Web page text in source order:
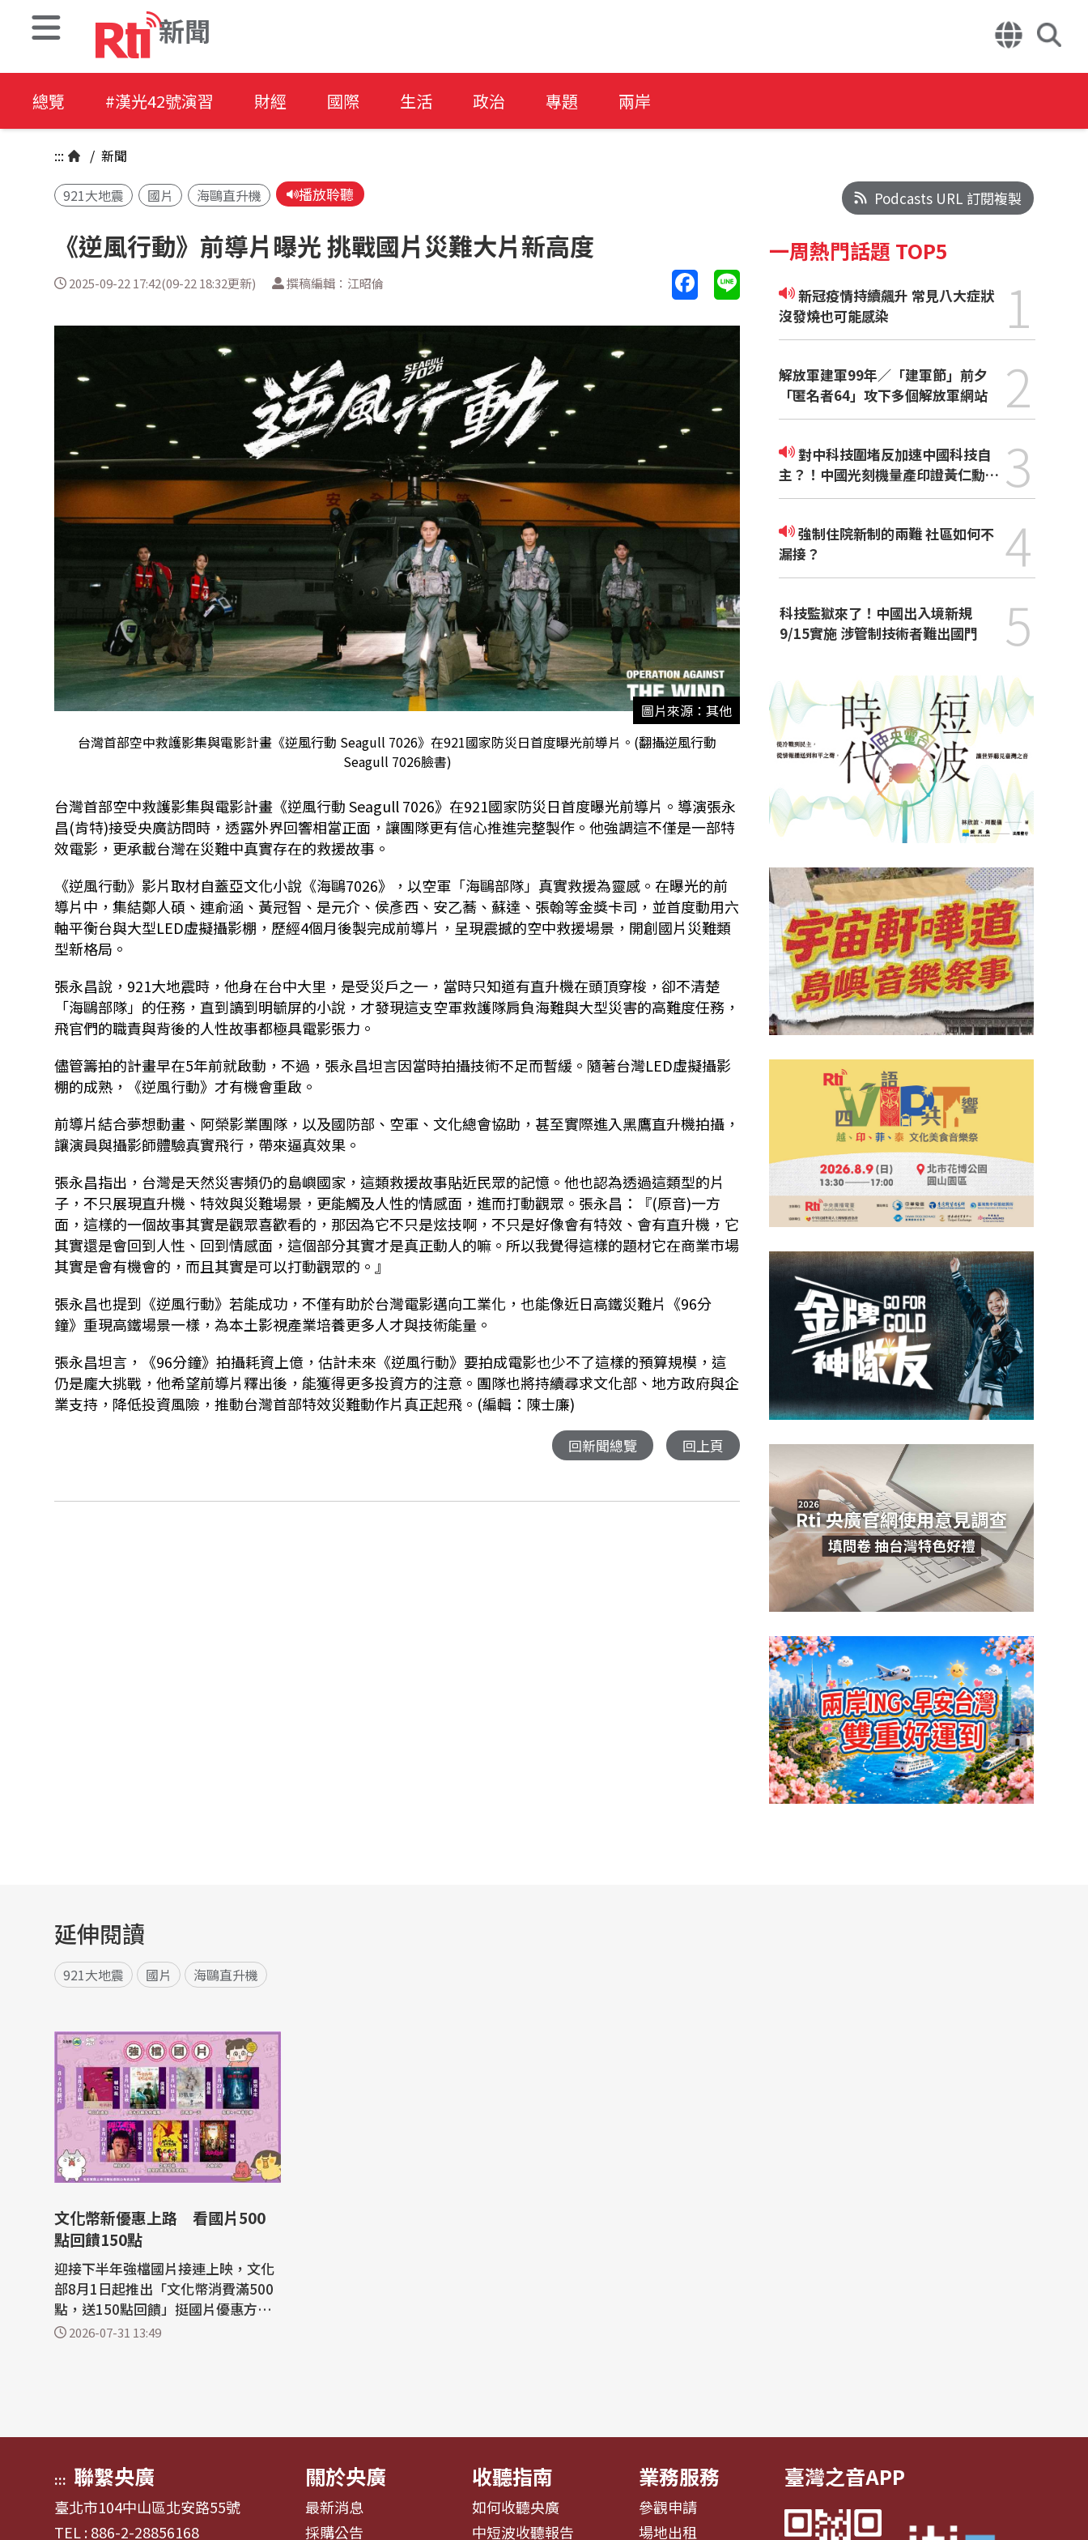
新聞
總覽 #漢光42號演習 財經 國際 生活 政治 專題 兩岸
::: / 新聞
921大地震 國片 海鷗直升機 播放聆聽
《逆風行動》前導片曝光 挑戰國片災難大片新高度
2025-09-22 17:42(09-22 18:32更新) 撰稿編輯：江昭倫
圖片來源：其他
台灣首部空中救護影集與電影計畫《逆風行動 Seagull 7026》在921國家防災日首度曝光前導片。(翻攝逆風行動
Seagull 7026臉書)
台灣首部空中救護影集與電影計畫《逆風行動 Seagull 7026》在921國家防災日首度曝光前導片。導演張永
昌(肯特)接受央廣訪問時，透露外界回響相當正面，讓團隊更有信心推進完整製作。他強調這不僅是一部特
效電影，更承載台灣在災難中真實存在的救援故事。
《逆風行動》影片取材自蓋亞文化小說《海鷗7026》，以空軍「海鷗部隊」真實救援為靈感。在曝光的前
導片中，集結鄭人碩、連俞涵、黃冠智、是元介、侯彥西、安乙蕎、蘇達、張翰等金獎卡司，並首度動用六
軸平衡台與大型LED虛擬攝影棚，歷經4個月後製完成前導片，呈現震撼的空中救援場景，開創國片災難類
型新格局。
張永昌說，921大地震時，他身在台中大里，是受災戶之一，當時只知道有直升機在頭頂穿梭，卻不清楚
「海鷗部隊」的任務，直到讀到明毓屏的小說，才發現這支空軍救護隊肩負海難與大型災害的高難度任務，
飛官們的職責與背後的人性故事都極具電影張力。
儘管籌拍的計畫早在5年前就啟動，不過，張永昌坦言因當時拍攝技術不足而暫緩。隨著台灣LED虛擬攝影
棚的成熟，《逆風行動》才有機會重啟。
前導片結合夢想動畫、阿榮影業團隊，以及國防部、空軍、文化總會協助，甚至實際進入黑鷹直升機拍攝，
讓演員與攝影師體驗真實飛行，帶來逼真效果。
張永昌指出，台灣是天然災害頻仍的島嶼國家，這類救援故事貼近民眾的記憶。他也認為透過這類型的片
子，不只展現直升機、特效與災難場景，更能觸及人性的情感面，進而打動觀眾。張永昌：『(原音)一方
面，這樣的一個故事其實是觀眾喜歡看的，那因為它不只是炫技啊，不只是好像會有特效、會有直升機，它
其實還是會回到人性、回到情感面，這個部分其實才是真正動人的嘛。所以我覺得這樣的題材它在商業市場
其實是會有機會的，而且其實是可以打動觀眾的。』
張永昌也提到《逆風行動》若能成功，不僅有助於台灣電影邁向工業化，也能像近日高鐵災難片《96分
鐘》重現高鐵場景一樣，為本土影視產業培養更多人才與技術能量。
張永昌坦言，《96分鐘》拍攝耗資上億，估計未來《逆風行動》要拍成電影也少不了這樣的預算規模，這
仍是龐大挑戰，他希望前導片釋出後，能獲得更多投資方的注意。團隊也將持續尋求文化部、地方政府與企
業支持，降低投資風險，推動台灣首部特效災難動作片真正起飛。(編輯：陳士廉)
回新聞總覽 回上頁
Podcasts URL 訂閱複製
一周熱門話題 TOP5
新冠疫情持續飆升 常見八大症狀
沒發燒也可能感染
1
解放軍建軍99年／「建軍節」前夕
「匿名者64」攻下多個解放軍網站
2
對中科技圍堵反加速中國科技自
主？！中國光刻機量產印證黃仁勳觀
點
3
強制住院新制的兩難 社區如何不
漏接？
4
科技監獄來了！中國出入境新規
9/15實施 涉管制技術者難出國門
5
延伸閱讀
921大地震 國片 海鷗直升機
文化幣新優惠上路 看國片500
點回饋150點
迎接下半年強檔國片接連上映，文化
部8月1日起推出「文化幣消費滿500
點，送150點回饋」挺國片優惠方
案，期待延續去年底至今年上半年青
2026-07-31 13:49
::: 聯繫央廣
臺北市104中山區北安路55號
TEL : 886-2-28856168
關於央廣
最新消息
採購公告
收聽指南
如何收聽央廣
中短波收聽報告
業務服務
參觀申請
場地出租
臺灣之音APP